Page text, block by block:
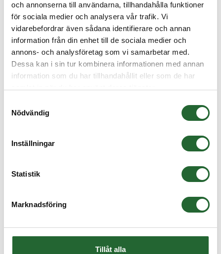
och annonserna till användarna, tillhandahålla funktioner
för sociala medier och analysera vår trafik. Vi
vidarebefordrar även sådana identifierare och annan
information från din enhet till de sociala medier och
annons- och analysföretag som vi samarbetar med.
Dessa kan i sin tur kombinera informationen med annan
information som du har tillhandahållit eller som de har
Nödvändig
Inställningar
Statistik
Marknadsföring
Tillåt alla
Kullager 6203 2RS Innerdiameter: 17mmYtterdiameter: 40mmBredd:
12mm2RS = Gum...